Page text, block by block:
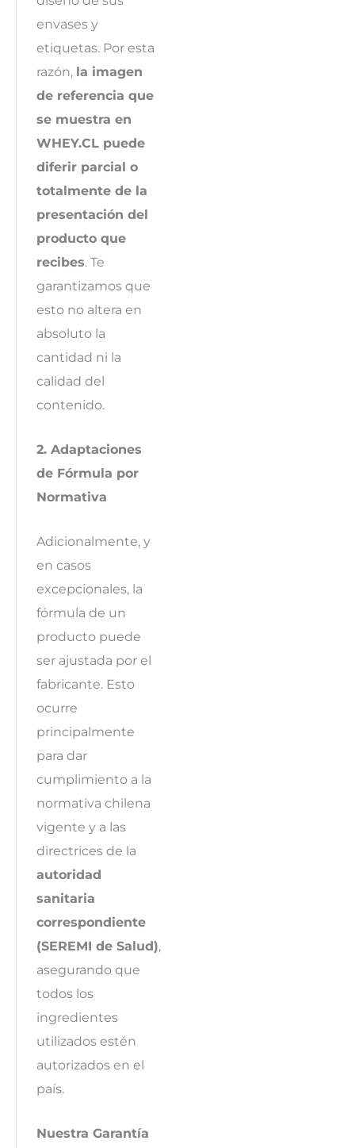
envases y
etiquetas. Por esta
razón, la imagen
de referencia que
se muestra en
WHEY.CL puede
diferir parcial o
totalmente de la
presentación del
producto que
recibes. Te
garantizamos que
esto no altera en
absoluto la
cantidad ni la
calidad del
contenido.
2. Adaptaciones
de Fórmula por
Normativa
Adicionalmente, y
en casos
excepcionales, la
fórmula de un
producto puede
ser ajustada por el
fabricante. Esto
ocurre
principalmente
para dar
cumplimiento a la
normativa chilena
vigente y a las
directrices de la
autoridad
sanitaria
correspondiente
(SEREMI de Salud),
asegurando que
todos los
ingredientes
utilizados estén
autorizados en el
país.
Nuestra Garantía